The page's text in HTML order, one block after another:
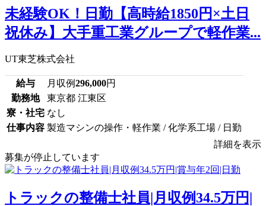
未経験OK！日勤【高時給1850円×土日
祝休み】大手重工業グループで軽作業...
UT東芝株式会社
給与 月収例296,000円
勤務地
東京都 江東区
寮・社宅 なし
仕事内容 製造マシンの操作・軽作業 / 化学系工場 / 日勤
詳細を表示
募集が停止しています
トラックの整備士社員|月収例34.5万円|